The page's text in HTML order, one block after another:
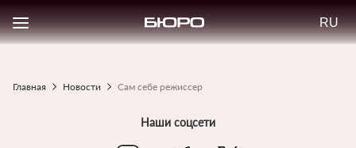
Перейти
к
основному
Select
your
Строка
Главная Новости Сам себе режиссер
Наши соцсети